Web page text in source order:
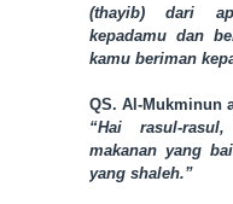
(thayib) dari
kepadamu dan
kamu beriman
QS. Al-Mukminun
“Hai rasul-
makanan yang
yang shaleh.”